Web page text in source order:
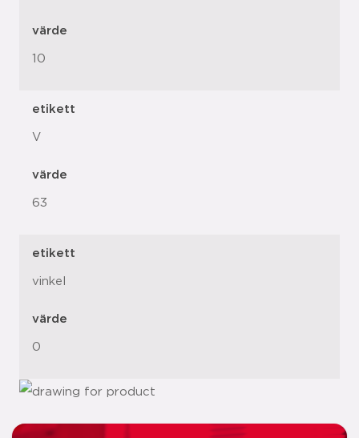
värde
10
etikett
V
värde
63
etikett
vinkel
värde
0